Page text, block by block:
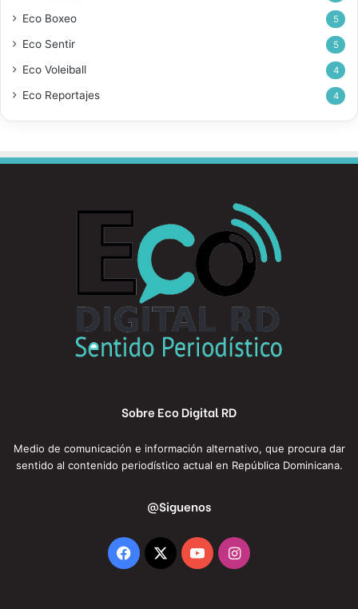
Eco Boxeo 5
Eco Sentir 5
Eco Voleiball 4
Eco Reportajes 4
Sobre Eco Digital RD
Medio de comunicación e información alternativo, que procura dar
sentido al contenido periodístico actual en República Dominicana.
@Siguenos
Facebook
X YouTubeInstagram